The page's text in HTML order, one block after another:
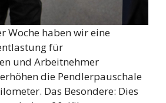
Woche haben wir eine
für
und Arbeitnehmer
die Pendlerpauschale
Das Besondere: Dies